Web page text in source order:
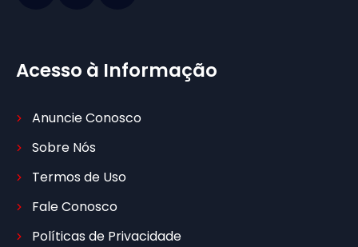
Acesso à Informação
Anuncie Conosco
Sobre Nós
Termos de Uso
Fale Conosco
Políticas de Privacidade